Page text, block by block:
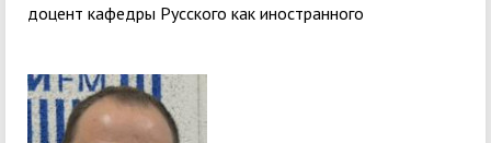
доцент кафедры Русского как иностранного